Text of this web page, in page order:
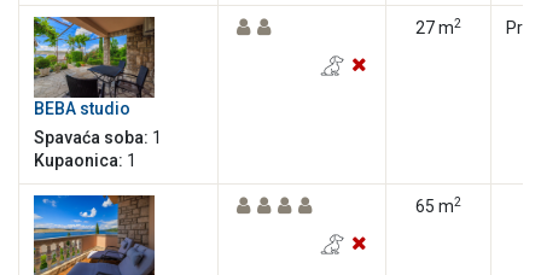
BEBA studio
Spavaća soba: 1
Kupaonica: 1
27 m2
65 m2